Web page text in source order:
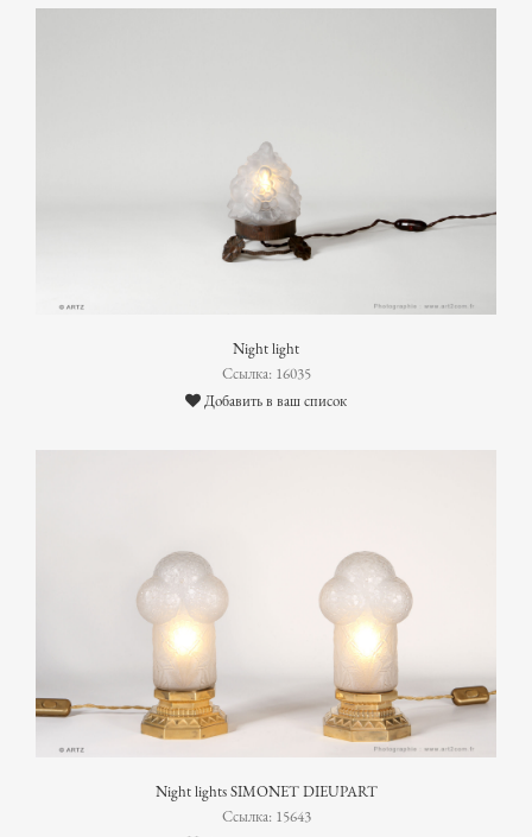
Night light
Ссылка: 16035
Добавить в ваш список
Night lights SIMONET DIEUPART
Ссылка: 15643